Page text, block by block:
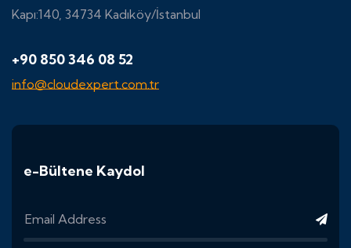
Kapı:140, 34734 Kadıköy/İstanbul
+90 850 346 08 52
info@cloudexpert.com.tr
e-Bültene Kaydol